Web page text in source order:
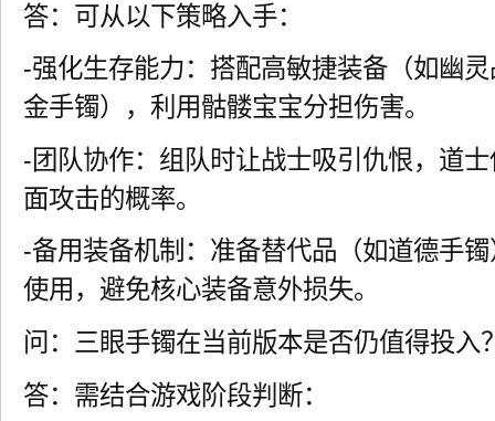
答：可从以下策略入手：
-强化生存能力：搭配高敏捷装备（如幽
金手镯），利用骷髅宝宝分担伤害。
-团队协作：组队时让战士吸引仇恨，道
面攻击的概率。
-备用装备机制：准备替代品（如道德手
使用，避免核心装备意外损失。
问：三眼手镯在当前版本是否仍值得投入
答：需结合游戏阶段判断：